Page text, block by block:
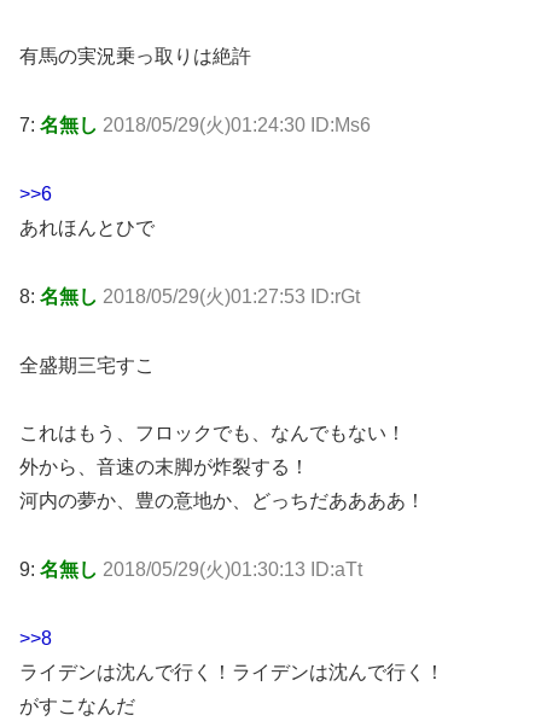
有馬の実況乗っ取りは絶許
7: 名無し 2018/05/29(火)01:24:30 ID:Ms6
>>6
あれほんとひで
8: 名無し 2018/05/29(火)01:27:53 ID:rGt
全盛期三宅すこ
これはもう、フロックでも、なんでもない！
外から、音速の末脚が炸裂する！
河内の夢か、豊の意地か、どっちだああああ！
9: 名無し 2018/05/29(火)01:30:13 ID:aTt
>>8
ライデンは沈んで行く！ライデンは沈んで行く！
がすこなんだ